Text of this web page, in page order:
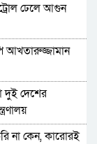
ব্যবস্থা
হাসিনা যেন
বক্তব্য দিতে
ভারতের স্পষ্ট
ঢেলে আগুন
আখতারুজ্জামান
দুই দেশের
না কেন, কারোরই